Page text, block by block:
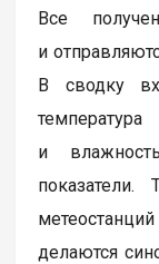
Все
и
В сводку
и
делаются